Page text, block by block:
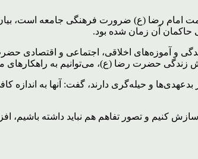
امام رضا (ع) ضرورت فرهنگی جامعه است،
حاکمان آن زمان شده بود.
و آموزه‌های اخلاقی، اجتماعی و
زندگی حضرت رضا (ع)، می‌توانیم به
و حیله‌گری دارند، گفت: آنها به
سازش کنیم و تصور تفاهم هم نباید داشته